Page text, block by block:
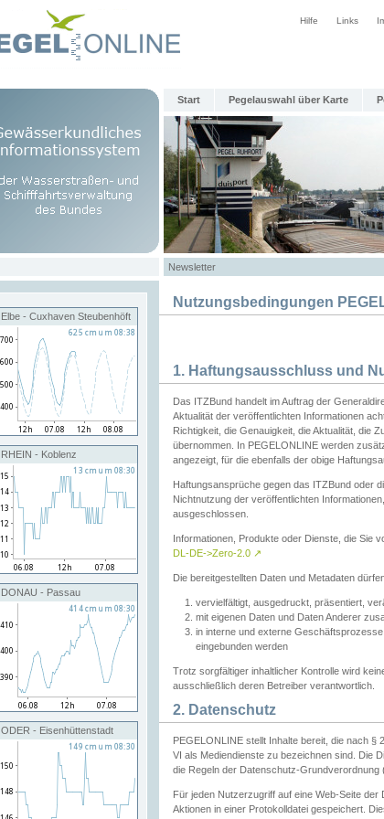
Hilfe Links
Start Pegelauswahl über Karte
Newsletter
Elbe - Cuxhaven Steubenhöft
RHEIN - Koblenz
DONAU - Passau
ODER - Eisenhüttenstadt
Nutzungsbedingungen
1. Haftungsausschluss und
Das ITZBund handelt im Auftrag der
Aktualität der veröffentlichten Informationen
Richtigkeit, die Genauigkeit, die Aktualität, die
übernommen. In PEGELONLINE werden
angezeigt, für die ebenfalls der obige
Haftungsansprüche gegen das ITZBund oder
Nichtnutzung der veröffentlichten
ausgeschlossen.
Informationen, Produkte oder Dienste, die Sie
DL-DE->Zero-2.0 ↗
Die bereitgestellten Daten und Metadaten
vervielfältigt, ausgedruckt, präsentiert,
mit eigenen Daten und Daten Anderer
in interne und externe
eingebunden werden
Trotz sorgfältiger inhaltlicher Kontrolle wird
ausschließlich deren Betreiber verantwortlich.
2. Datenschutz
PEGELONLINE stellt Inhalte bereit, die nach
VI als Mediendienste zu bezeichnen sind. Die
die Regeln der Datenschutz-
Für jeden Nutzerzugriff auf eine Web-Seite
Aktionen in einer Protokolldatei gespeichert.